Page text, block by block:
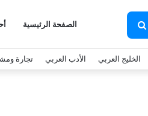
بحث
عن
الصفحة الرئيسية
الخليج العربي الأدب العربي تجارة